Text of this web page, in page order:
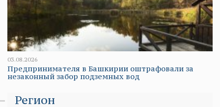
03.08.2026
Предпринимателя в Башкирии оштрафовали за
незаконный забор подземных вод
Регион